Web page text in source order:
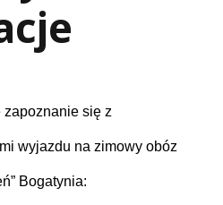
zapoznanie się z
wyjazdu na zimowy obóz
Bogatynia: